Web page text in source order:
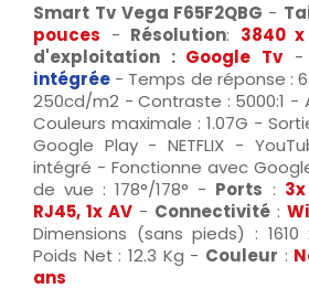
Smart Tv Vega F65F2QBG -
pouces - Résolution: 3840 x
d'exploitation : Google Tv
intégrée - Temps de réponse :
250cd/m2 - Contraste : 5000:1 -
Couleurs maximale : 1.07G -
Google Play - NETFLIX -
intégré - Fonctionne avec
de vue : 178°/178° - Ports :
RJ45, 1x AV - Connectivité:
Dimensions (sans pieds) :
Poids Net : 12.3 Kg - Couleur :
ans